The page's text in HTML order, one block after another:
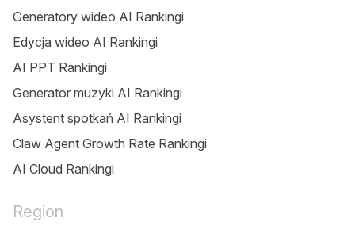
Generatory wideo AI Rankingi
Edycja wideo AI Rankingi
AI PPT Rankingi
Generator muzyki AI Rankingi
Asystent spotkań AI Rankingi
Claw Agent Growth Rate Rankingi
AI Cloud Rankingi
Region